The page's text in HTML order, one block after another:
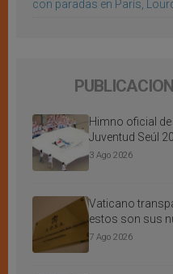
con paradas en París,
Himno oficial
Juventud Seúl
3 Ago 2026
Vaticano
estos son sus
7 Ago 2026